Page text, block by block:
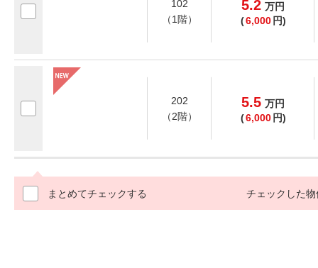
102
（1階）
5.2 万円
(6,000 円)
202
（2階）
5.5 万円
(6,000 円)
まとめてチェックする チェックした物